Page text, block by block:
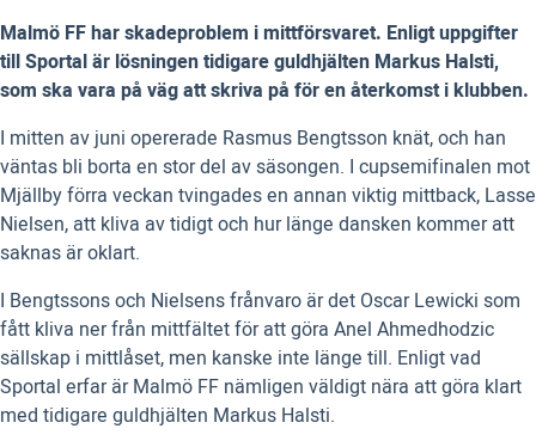
Malmö FF har skadeproblem i mittförsvaret. Enligt uppgifter
till Sportal är lösningen tidigare guldhjälten Markus Halsti,
som ska vara på väg att skriva på för en återkomst i klubben.
I mitten av juni opererade Rasmus Bengtsson knät, och han
väntas bli borta en stor del av säsongen. I cupsemifinalen mot
Mjällby förra veckan tvingades en annan viktig mittback, Lasse
Nielsen, att kliva av tidigt och hur länge dansken kommer att
saknas är oklart.
I Bengtssons och Nielsens frånvaro är det Oscar Lewicki som
fått kliva ner från mittfältet för att göra Anel Ahmedhodzic
sällskap i mittlåset, men kanske inte länge till. Enligt vad
Sportal erfar är Malmö FF nämligen väldigt nära att göra klart
med tidigare guldhjälten Markus Halsti.